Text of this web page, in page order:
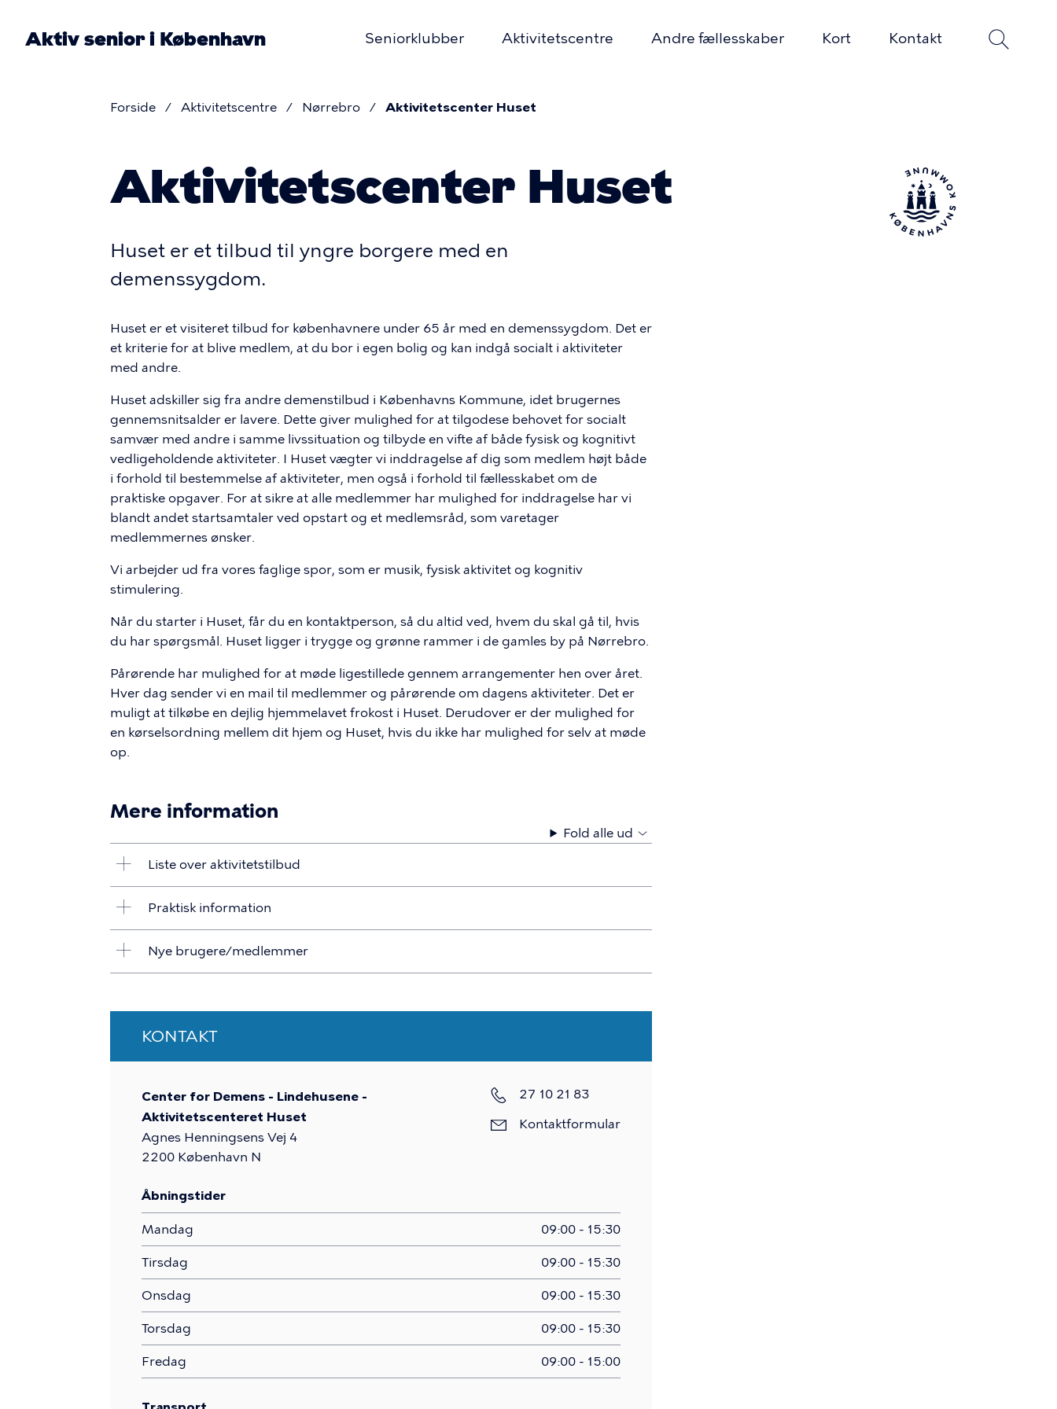
hovedindhold
Aktiv senior i København
navigation
Seniorklubber Aktivitetscentre Andre fællesskaber Kort Kontakt
Brødkrumme
Forside Aktivitetscentre Nørrebro Aktivitetscenter Huset
Aktivitetscenter Huset
Huset er et tilbud til yngre borgere med en
demenssygdom.
Huset er et visiteret tilbud for københavnere under 65 år med en demenssygdom. Det er
et kriterie for at blive medlem, at du bor i egen bolig og kan indgå socialt i aktiviteter
med andre.
Huset adskiller sig fra andre demenstilbud i Københavns Kommune, idet brugernes
gennemsnitsalder er lavere. Dette giver mulighed for at tilgodese behovet for socialt
samvær med andre i samme livssituation og tilbyde en vifte af både fysisk og kognitivt
vedligeholdende aktiviteter. I Huset vægter vi inddragelse af dig som medlem højt både
i forhold til bestemmelse af aktiviteter, men også i forhold til fællesskabet om de
praktiske opgaver. For at sikre at alle medlemmer har mulighed for inddragelse har vi
blandt andet startsamtaler ved opstart og et medlemsråd, som varetager
medlemmernes ønsker.
Vi arbejder ud fra vores faglige spor, som er musik, fysisk aktivitet og kognitiv
stimulering.
Når du starter i Huset, får du en kontaktperson, så du altid ved, hvem du skal gå til, hvis
du har spørgsmål. Huset ligger i trygge og grønne rammer i de gamles by på Nørrebro.
Pårørende har mulighed for at møde ligestillede gennem arrangementer hen over året.
Hver dag sender vi en mail til medlemmer og pårørende om dagens aktiviteter. Det er
muligt at tilkøbe en dejlig hjemmelavet frokost i Huset. Derudover er der mulighed for
en kørselsordning mellem dit hjem og Huset, hvis du ikke har mulighed for selv at møde
op.
Mere information
Fold alle ud
Liste over aktivitetstilbud
Praktisk information
Nye brugere/medlemmer
KONTAKT
Center for Demens - Lindehusene -
Aktivitetscenteret Huset
Agnes Henningsens Vej 4
2200 København N
27 10 21 83
Kontaktformular
Åbningstider
Mandag 09:00 - 15:30
Tirsdag 09:00 - 15:30
Onsdag 09:00 - 15:30
Torsdag 09:00 - 15:30
Fredag 09:00 - 15:00